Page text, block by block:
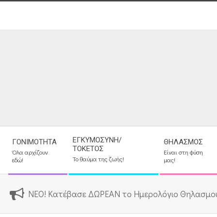
Navigation
Menu
ΓΟΝΙΜΌΤΗΤΑ
Όλα αρχίζουν
εδώ!
ΕΓΚΥΜΟΣΎΝΗ/
ΤΟΚΕΤΌΣ
Το θαύμα της ζωής!
ΘΗΛΑΣΜΌΣ
Είναι στη φύση
μας!
ΝΕΟ! Κατέβασε ΔΩΡΕΑΝ το Ημερολόγιο